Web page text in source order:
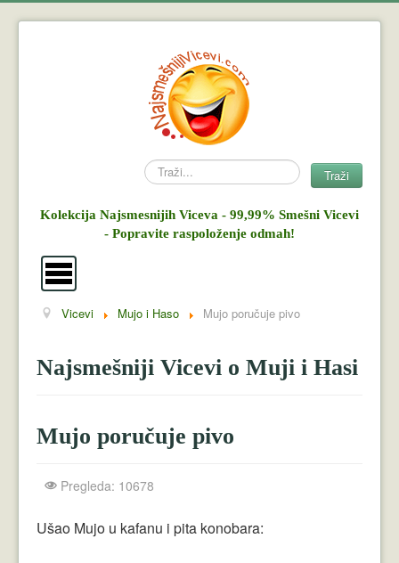
Search Traži
Kolekcija Najsmesnijih Viceva - 99,99% Smešni Vicevi
- Popravite raspoloženje odmah!
Vicevi
Mujo i Haso
Perica
Vicevi Mujo i Haso Mujo poručuje pivo
Najsmešniji Vicevi o Muji i Hasi
Mujo poručuje pivo
Pregleda: 10678
Ušao Mujo u kafanu i pita konobara: